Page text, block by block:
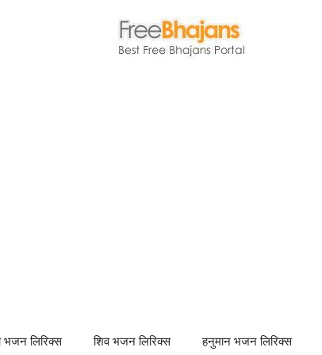
भजन लिरिक्स शिव भजन लिरिक्स हनुमान भजन लिरिक्स